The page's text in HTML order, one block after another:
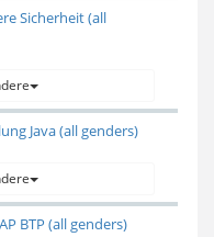
Sicherheit (all
Java (all genders)
BTP (all genders)